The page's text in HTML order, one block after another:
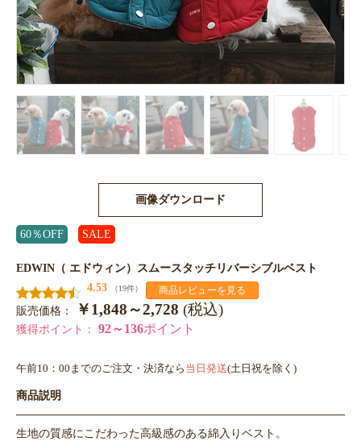
画像ダウンロード
60％OFF SALE
EDWIN（ エドウィン）スムースタッチリバーシブルベスト
4.53
（19件） 商品レビューを見る
販売価格： ￥1,848～2,728 (税込)
獲得ポイント： 92～136ポイント
午前10：00までのご注文・決済なら 当日発送(土日祝を除く)
商品説明
生地の質感にこだわった高級感のある綿入りベスト。